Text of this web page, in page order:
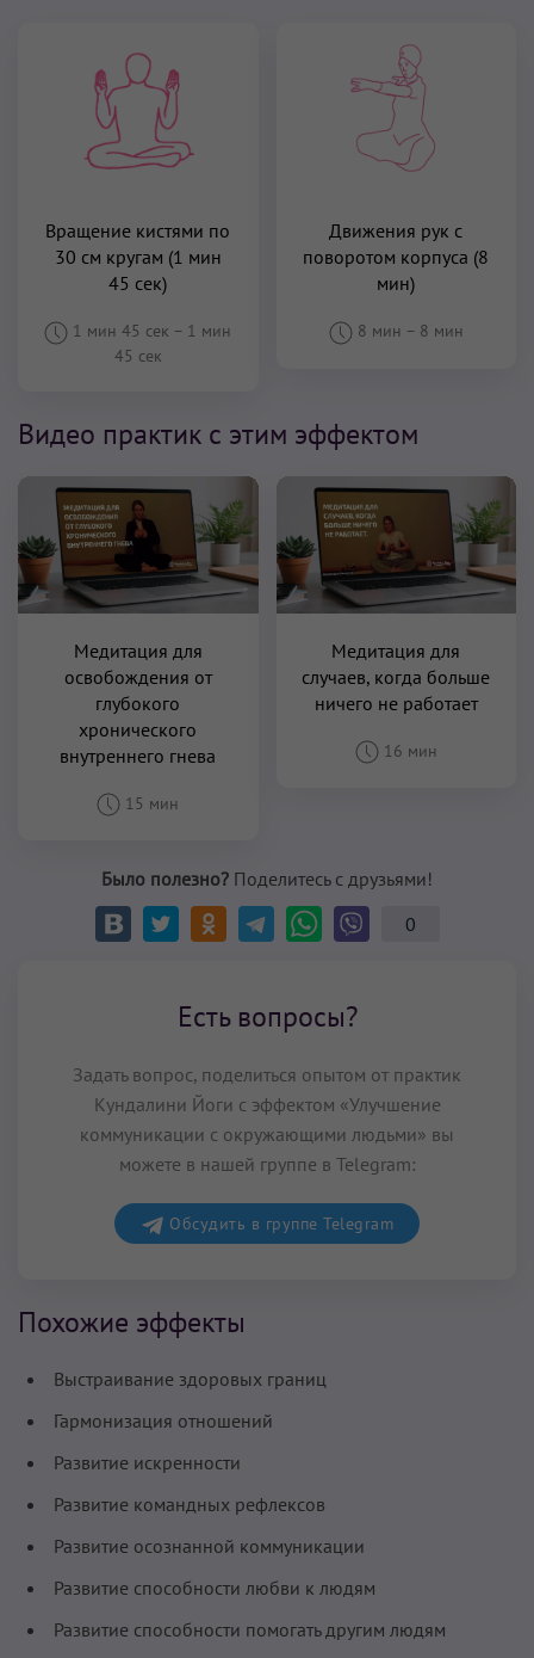
Вращение кистями по
30 см кругам (1 мин
45 сек)
1 мин 45 сек – 1 мин
45 сек
Движения рук с
поворотом корпуса (8
мин)
8 мин – 8 мин
Видео практик с этим эффектом
Медитация для
освобождения от
глубокого
хронического
внутреннего гнева
15 мин
Медитация для
случаев, когда больше
ничего не работает
16 мин
Было полезно? Поделитесь с друзьями!
0
Есть вопросы?
Задать вопрос, поделиться опытом от практик
Кундалини Йоги с эффектом «Улучшение
коммуникации с окружающими людьми» вы
можете в нашей группе в Telegram:
Обсудить в группе Telegram
Похожие эффекты
Выстраивание здоровых границ
Гармонизация отношений
Развитие искренности
Развитие командных рефлексов
Развитие осознанной коммуникации
Развитие способности любви к людям
Развитие способности помогать другим людям